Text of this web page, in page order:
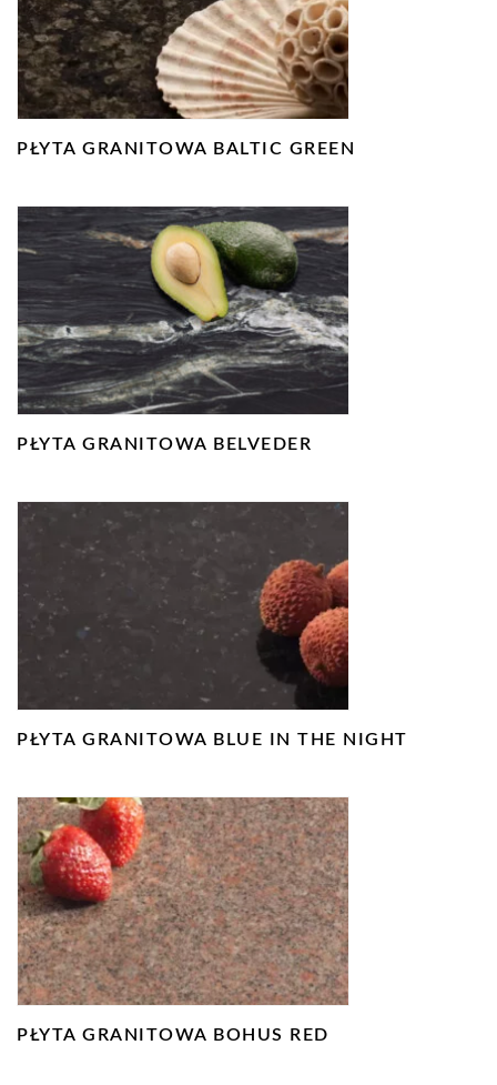
PŁYTA GRANITOWA BALTIC GREEN
PŁYTA GRANITOWA BELVEDER
PŁYTA GRANITOWA BLUE IN THE NIGHT
PŁYTA GRANITOWA BOHUS RED